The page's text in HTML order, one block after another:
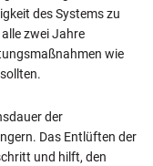
des Systems zu
zwei Jahre
wie
der
Das Entlüften der
und hilft, den